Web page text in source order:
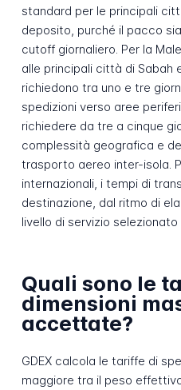
standard per le principali
deposito, purché il pacco
cutoff giornaliero. Per la
alle principali città di Sabah
richiedono tra uno e tre
spedizioni verso aree
richiedere da tre a cinque
complessità geografica e
trasporto aereo inter-isola.
internazionali, i tempi di
destinazione, dal ritmo di
livello di servizio
Quali sono le
dimensioni
accettate?
GDEX calcola le tariffe di
maggiore tra il peso